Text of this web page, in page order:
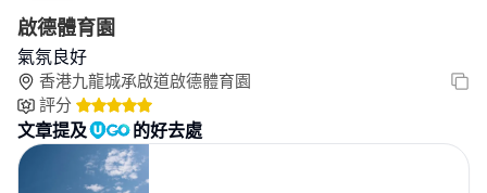
啟德體育園
氣氛良好
香港九龍城承啟道啟德體育園
評分
文章提及 的好去處